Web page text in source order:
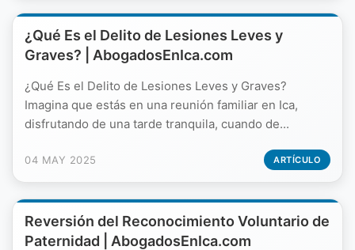
¿Qué Es el Delito de Lesiones Leves y
Graves? | AbogadosEnIca.com
¿Qué Es el Delito de Lesiones Leves y Graves?
Imagina que estás en una reunión familiar en Ica,
disfrutando de una tarde tranquila, cuando de...
04 MAY 2025 ARTÍCULO
Reversión del Reconocimiento Voluntario de
Paternidad | AbogadosEnIca.com